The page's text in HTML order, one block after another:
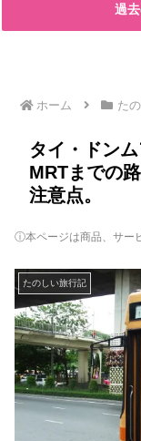
過
ホーム た
タイ・ドン
MRTまでの
注意点。
ⓘ本ページは商品、サー
たのしい旅行記